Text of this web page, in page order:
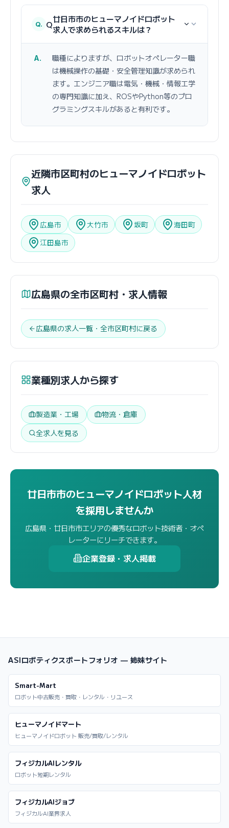
Q廿日市市のヒューマノイドロボット
求人で求められるスキルは？
職種によりますが、ロボットオペレーター職
は機械操作の基礎・安全管理知識が求められ
ます。エンジニア職は電気・機械・情報工学
の専門知識に加え、ROSやPython等のプロ
グラミングスキルがあると有利です。
近隣市区町村のヒューマノイドロボット
求人
広島市 大竹市 坂町
海田町
江田島市
広島県の全市区町村・求人情報
広島県の求人一覧・全市区町村に戻る
業種別求人から探す
製造業・工場
物流・倉庫
全求人を見る
廿日市市のヒューマノイドロボット人材
を採用しませんか
広島県・廿日市市エリアの優秀なロボット技術者・オペ
レーターにリーチできます。
企業登録・求人掲載
ASIロボティクスポートフォリオ — 姉妹サイト
Smart-Mart
ロボット中古販売・買取・レンタル・リユース
ヒューマノイドマート
ヒューマノイドロボット 販売/買取/レンタル
フィジカルAIレンタル
ロボット短期レンタル
フィジカルAIジョブ
フィジカルAI業界求人